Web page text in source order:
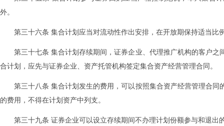
外。
第三十六条 集合计划应当对流动性作出安排，在开放期保持适当
第三十七条 集合计划存续期间，证券企业、代理推广机构的客户
合计划，应先与证券企业、资产托管机构签定集合资产经营管理合同。
第三十八条 集合计划发生的费用，可以按照集合资产经营管理合
的费用，不得在计划资产中列支。
第三十九条 证券企业可以设立存续期间不办理计划份额参与和退出